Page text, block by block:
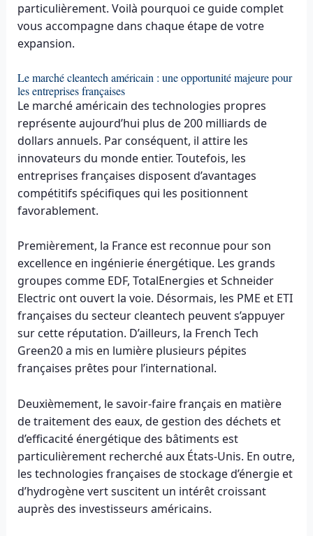
particulièrement. Voilà pourquoi ce guide complet
vous accompagne dans chaque étape de votre
expansion.
Le marché cleantech américain : une opportunité majeure pour
les entreprises françaises
Le marché américain des technologies propres
représente aujourd’hui plus de 200 milliards de
dollars annuels. Par conséquent, il attire les
innovateurs du monde entier. Toutefois, les
entreprises françaises disposent d’avantages
compétitifs spécifiques qui les positionnent
favorablement.
Premièrement, la France est reconnue pour son
excellence en ingénierie énergétique. Les grands
groupes comme EDF, TotalEnergies et Schneider
Electric ont ouvert la voie. Désormais, les PME et ETI
françaises du secteur cleantech peuvent s’appuyer
sur cette réputation. D’ailleurs, la French Tech
Green20 a mis en lumière plusieurs pépites
françaises prêtes pour l’international.
Deuxièmement, le savoir-faire français en matière
de traitement des eaux, de gestion des déchets et
d’efficacité énergétique des bâtiments est
particulièrement recherché aux États-Unis. En outre,
les technologies françaises de stockage d’énergie et
d’hydrogène vert suscitent un intérêt croissant
auprès des investisseurs américains.